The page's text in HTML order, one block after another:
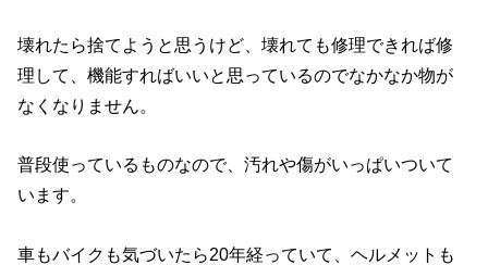
壊れたら捨てようと思うけど、壊れても修理できれば修
理して、機能すればいいと思っているのでなかなか物が
なくなりません。
普段使っているものなので、汚れや傷がいっぱいついて
います。
車もバイクも気づいたら20年経っていて、ヘルメットも